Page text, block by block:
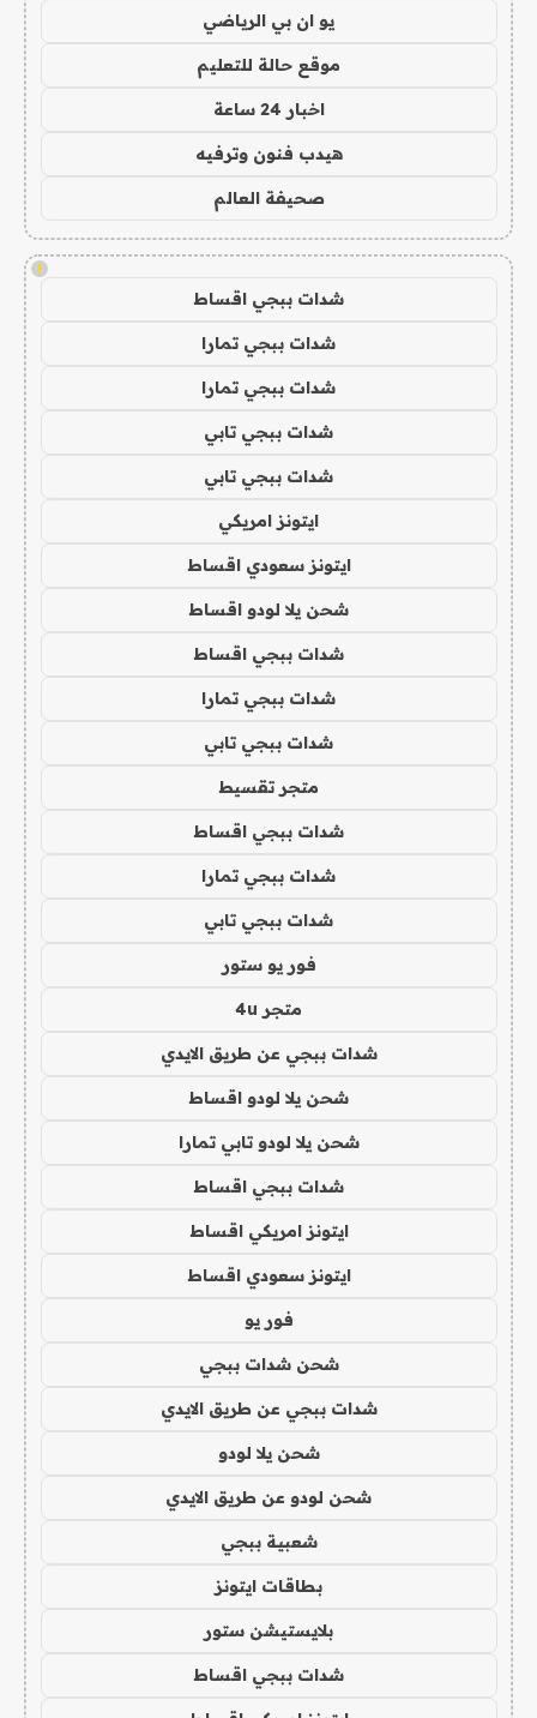
يو ان بي الرياضي
موقع حالة للتعليم
اخبار 24 ساعة
هيدب فنون وترفيه
صحيفة العالم
!
شدات ببجي اقساط
شدات ببجي تمارا
شدات ببجي تمارا
شدات ببجي تابي
شدات ببجي تابي
ايتونز امريكي
ايتونز سعودي اقساط
شحن يلا لودو اقساط
شدات ببجي اقساط
شدات ببجي تمارا
شدات ببجي تابي
متجر تقسيط
شدات ببجي اقساط
شدات ببجي تمارا
شدات ببجي تابي
فور يو ستور
متجر 4u
شدات ببجي عن طريق الايدي
شحن يلا لودو اقساط
شحن يلا لودو تابي تمارا
شدات ببجي اقساط
ايتونز امريكي اقساط
ايتونز سعودي اقساط
فور يو
شحن شدات ببجي
شدات ببجي عن طريق الايدي
شحن يلا لودو
شحن لودو عن طريق الايدي
شعبية ببجي
بطاقات ايتونز
بلايستيشن ستور
شدات ببجي اقساط